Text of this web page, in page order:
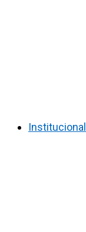
Institucional